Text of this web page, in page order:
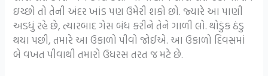
ઇચ્છો તો તેની અંદર ખાંડ પણ ઉમેરી શકો છો. જ્યારે આ પાણી
અડધું રહે છે, ત્યારબાદ ગેસ બંધ કરીને તેને ગાળી લો. થોડુંક ઠંડુ
થયા પછી, તમારે આ ઉકાળો પીવો જોઈએ. આ ઉકાળો દિવસમાં
બે વખત પીવાથી તમારો ઉધરસ તરત જ મટે છે.